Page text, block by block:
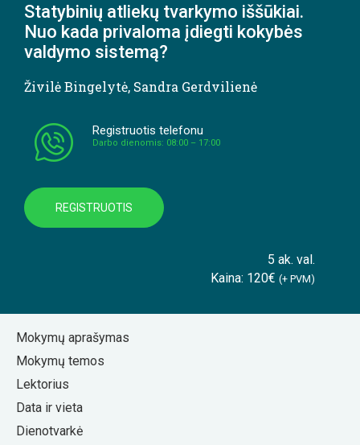
Statybinių atliekų tvarkymo iššūkiai.
Nuo kada privaloma įdiegti kokybės
valdymo sistemą?
Živilė Bingelytė, Sandra Gerdvilienė
Registruotis telefonu
Darbo dienomis: 08:00 – 17:00
REGISTRUOTIS
5 ak. val.
Kaina: 120€ (+ PVM)
Mokymų aprašymas
Mokymų temos
Lektorius
Data ir vieta
Dienotvarkė